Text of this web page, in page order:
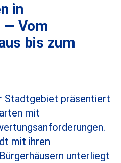
in
— Vom
bis zum
Stadtgebiet präsentiert
mit
mit ihren
unterliegt